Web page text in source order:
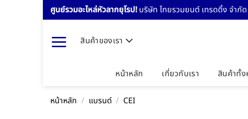
Skip
to
ศูนย์รวมอะไหล่หัวลากยุโรป! บริษัท ไทยรวมยนต์ เทรดดิ้ง จำกัด
สินค้าของเรา
หน้าหลัก เกี่ยวกับเรา สินค้าทั้
หน้าหลัก / แบรนด์ / CEI